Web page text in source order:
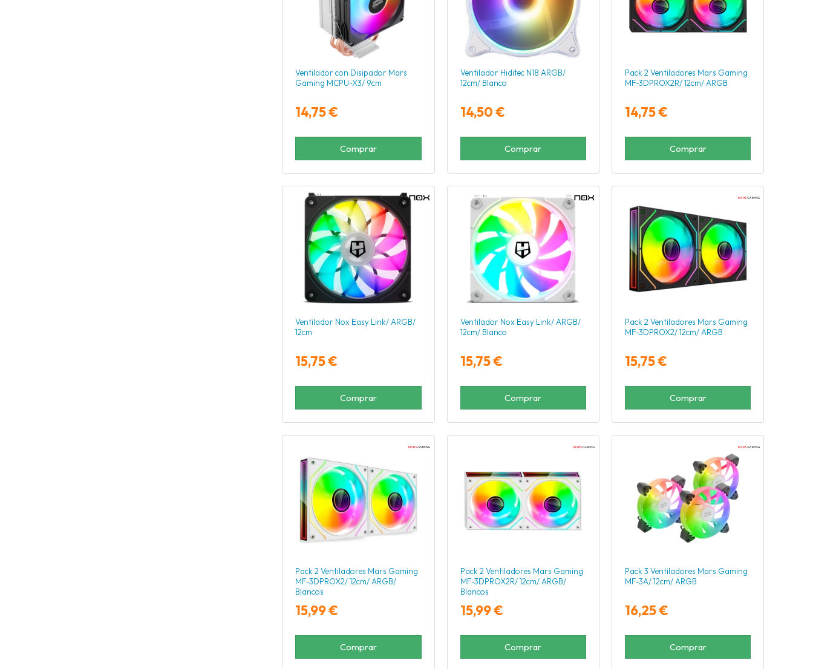
Ventilador con Disipador Mars
Gaming MCPU-X3/ 9cm
14,75 €
Comprar
Ventilador Hiditec N18 ARGB/
12cm/ Blanco
14,50 €
Comprar
Pack 2 Ventiladores Mars Gaming
MF-3DPROX2R/ 12cm/ ARGB
14,75 €
Comprar
Ventilador Nox Easy Link/ ARGB/
12cm
15,75 €
Comprar
Ventilador Nox Easy Link/ ARGB/
12cm/ Blanco
15,75 €
Comprar
Pack 2 Ventiladores Mars Gaming
MF-3DPROX2/ 12cm/ ARGB
15,75 €
Comprar
Pack 2 Ventiladores Mars Gaming
MF-3DPROX2/ 12cm/ ARGB/
Blancos
15,99 €
Comprar
Pack 2 Ventiladores Mars Gaming
MF-3DPROX2R/ 12cm/ ARGB/
Blancos
15,99 €
Comprar
Pack 3 Ventiladores Mars Gaming
MF-3A/ 12cm/ ARGB
16,25 €
Comprar